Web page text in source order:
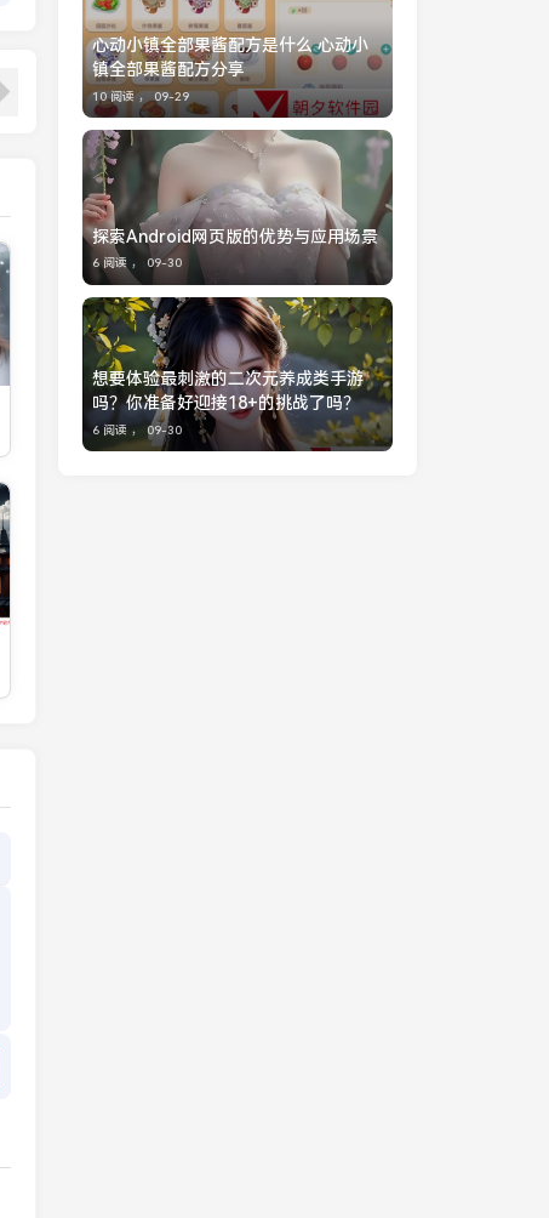
心动小镇全部果酱配方是什么 心动小
镇全部果酱配方分享
10 阅读 ， 09-29
探索Android网页版的优势与应用场景
6 阅读 ， 09-30
想要体验最刺激的二次元养成类手游
吗？你准备好迎接18+的挑战了吗？
6 阅读 ， 09-30